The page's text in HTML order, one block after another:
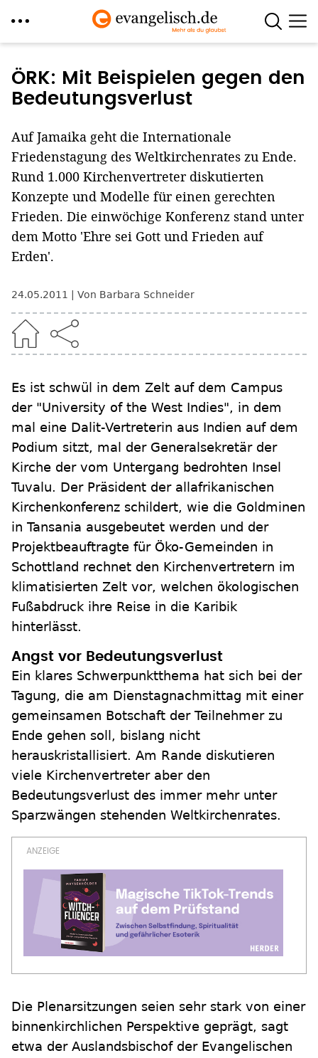
zum
Inhalt
ÖRK: Mit Beispielen gegen den
Bedeutungsverlust
Auf Jamaika geht die Internationale
Friedenstagung des Weltkirchenrates zu Ende.
Rund 1.000 Kirchenvertreter diskutierten
Konzepte und Modelle für einen gerechten
Frieden. Die einwöchige Konferenz stand unter
dem Motto 'Ehre sei Gott und Frieden auf
Erden'.
24.05.2011 Von Barbara Schneider
Es ist schwül in dem Zelt auf dem Campus
der "University of the West Indies", in dem
mal eine Dalit-Vertreterin aus Indien auf dem
Podium sitzt, mal der Generalsekretär der
Kirche der vom Untergang bedrohten Insel
Tuvalu. Der Präsident der allafrikanischen
Kirchenkonferenz schildert, wie die Goldminen
in Tansania ausgebeutet werden und der
Projektbeauftragte für Öko-Gemeinden in
Schottland rechnet den Kirchenvertretern im
klimatisierten Zelt vor, welchen ökologischen
Fußabdruck ihre Reise in die Karibik
hinterlässt.
Angst vor Bedeutungsverlust
Ein klares Schwerpunktthema hat sich bei der
Tagung, die am Dienstagnachmittag mit einer
gemeinsamen Botschaft der Teilnehmer zu
Ende gehen soll, bislang nicht
herauskristallisiert. Am Rande diskutieren
viele Kirchenvertreter aber den
Bedeutungsverlust des immer mehr unter
Sparzwängen stehenden Weltkirchenrates.
Die Plenarsitzungen seien sehr stark von einer
binnenkirchlichen Perspektive geprägt, sagt
etwa der Auslandsbischof der Evangelischen